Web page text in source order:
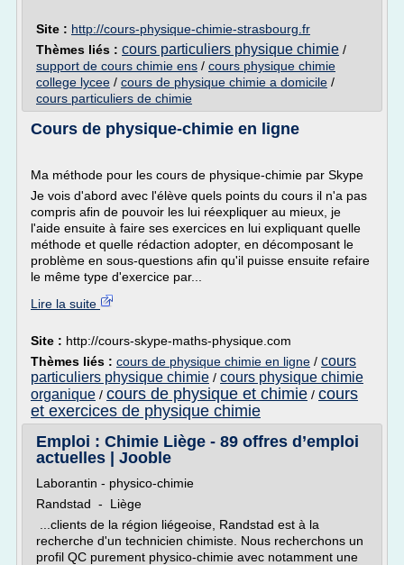
Site : http://cours-physique-chimie-strasbourg.fr
Thèmes liés : cours particuliers physique chimie /
support de cours chimie ens / cours physique chimie
college lycee / cours de physique chimie a domicile /
cours particuliers de chimie
Cours de physique-chimie en ligne
Ma méthode pour les cours de physique-chimie par Skype
Je vois d'abord avec l'élève quels points du cours il n'a pas
compris afin de pouvoir les lui réexpliquer au mieux, je
l'aide ensuite à faire ses exercices en lui expliquant quelle
méthode et quelle rédaction adopter, en décomposant le
problème en sous-questions afin qu'il puisse ensuite refaire
le même type d'exercice par...
Lire la suite
Site : http://cours-skype-maths-physique.com
Thèmes liés : cours de physique chimie en ligne / cours
particuliers physique chimie / cours physique chimie
organique / cours de physique et chimie / cours
et exercices de physique chimie
Emploi : Chimie Liège - 89 offres d’emploi
actuelles | Jooble
Laborantin - physico-chimie
Randstad - Liège
...clients de la région liégeoise, Randstad est à la
recherche d'un technicien chimiste. Nous recherchons un
profil QC purement physico-chimie avec notamment une